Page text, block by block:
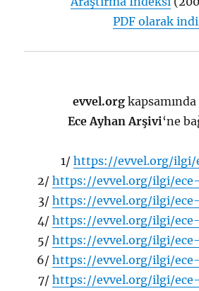
PDF olarak
evvel.org
Ece Ayhan Arşivi‘ne
1/ https://evvel.org/ilgi/
2/ https://evvel.org/ilgi/
3/ https://evvel.org/ilgi/
4/ https://evvel.org/ilgi/
5/ https://evvel.org/ilgi/
6/ https://evvel.org/ilgi/
7/ https://evvel.org/ilgi/